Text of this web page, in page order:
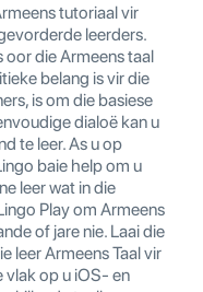
tutoriaal vir
leerders.
oor die Armeens taal
belang is vir die
is om die basiese
dialoë kan u
te leer. As u op
baie help om u
leer wat in die
Play om Armeens
of jare nie. Laai die
leer Armeens Taal vir
vlak op u iOS- en